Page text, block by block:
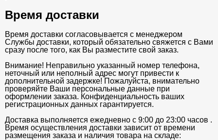
Время доставки
Время доставки согласовывается с менеджером
Службы доставки, который обязательно свяжется с Вами
сразу после того, как Вы разместите свой заказ.
Внимание! Неправильно указанный номер телефона,
неточный или неполный адрес могут привести к
дополнительной задержке! Пожалуйста, внимательно
проверяйте Ваши персональные данные при
оформлении заказа. Конфиденциальность ваших
регистрационных данных гарантируется.
Доставка выполняется ежедневно с 9:00 до 23:00 часов .
Время осуществления доставки зависит от времени
размещения заказа и наличия товара на складе: